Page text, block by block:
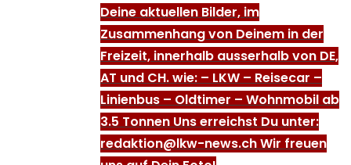
Deine aktuellen Bilder, im
Zusammenhang von Deinem in der
Freizeit, innerhalb ausserhalb von DE,
AT und CH. wie: – LKW – Reisecar –
Linienbus – Oldtimer – Wohnmobil ab
3.5 Tonnen Uns erreichst Du unter:
redaktion@lkw-news.ch Wir freuen